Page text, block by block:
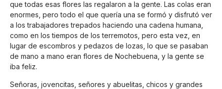
que todas esas flores las regalaron a la gente. Las colas eran
enormes, pero todo el que quería una se formó y disfrutó ver
a los trabajadores trepados haciendo una cadena humana,
como en los tiempos de los terremotos, pero esta vez, en
lugar de escombros y pedazos de lozas, lo que se pasaban
de mano a mano eran flores de Nochebuena, y la gente se
iba feliz.
Señoras, jovencitas, señores y abuelitas, chicos y grandes